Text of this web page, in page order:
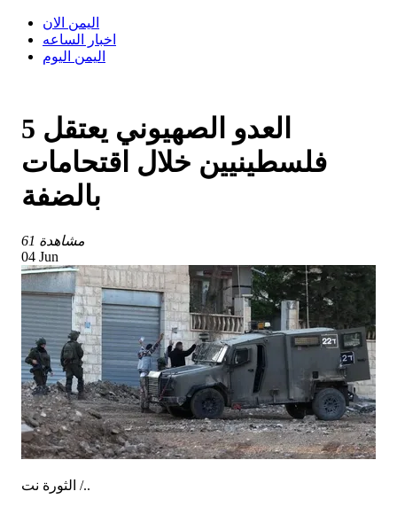
اليمن الان
اخبار الساعه
اليمن اليوم
العدو الصهيوني يعتقل 5
فلسطينيين خلال اقتحامات
بالضفة
61 مشاهدة
04 Jun
الثورة نت /..